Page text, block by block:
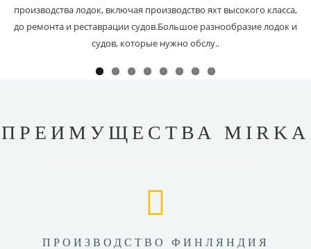
производства лодок, включая производство яхт высокого класса,
до ремонта и реставрации судов.Большое разнообразие лодок и
судов, которые нужно обслу..
ПРЕИМУЩЕСТВА MIRKA
ПРОИЗВОДСТВО ФИНЛЯНДИЯ